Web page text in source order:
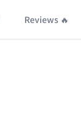
Reviews 🔥